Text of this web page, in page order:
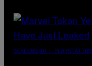
SCREENSHOT: PLAYSTATION